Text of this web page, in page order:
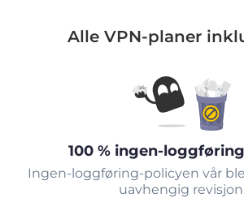
Alle VPN-planer
100 % ingen-
Ingen-loggføring-policyen vår
uavhengig